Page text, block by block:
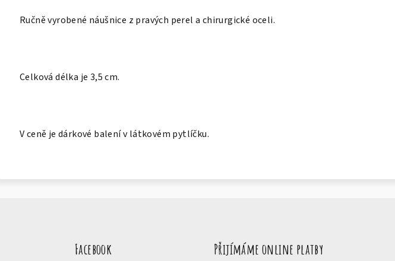
Ručně vyrobené náušnice z pravých perel a chirurgické oceli.
Celková délka je 3,5 cm.
V ceně je dárkové balení v látkovém pytlíčku.
Facebook Přijímáme online platby